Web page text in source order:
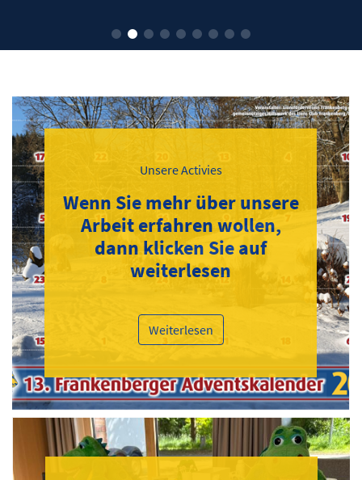
Unsere Activies
Wenn Sie mehr über unsere
Arbeit erfahren wollen,
dann klicken Sie auf
weiterlesen
Weiterlesen